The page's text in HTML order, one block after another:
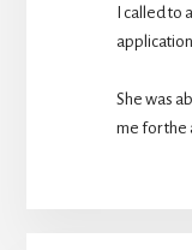
I called to
She was
me for the